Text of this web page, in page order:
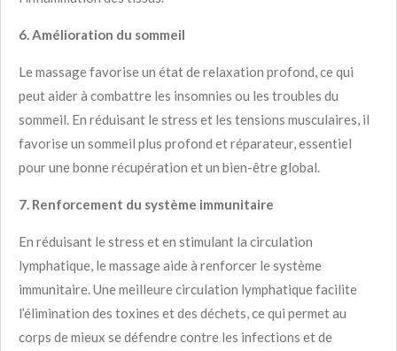
6. Amélioration du sommeil
Le massage favorise un état de relaxation profond, ce qui
peut aider à combattre les insomnies ou les troubles du
sommeil. En réduisant le stress et les tensions musculaires, il
favorise un sommeil plus profond et réparateur, essentiel
pour une bonne récupération et un bien-être global.
7. Renforcement du système immunitaire
En réduisant le stress et en stimulant la circulation
lymphatique, le massage aide à renforcer le système
immunitaire. Une meilleure circulation lymphatique facilite
l’élimination des toxines et des déchets, ce qui permet au
corps de mieux se défendre contre les infections et de